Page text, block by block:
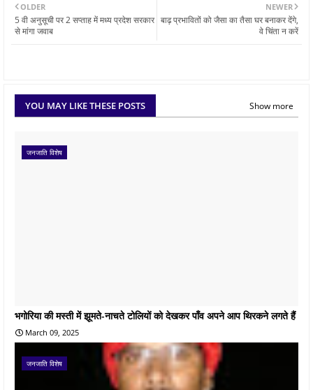
NEWER
बाढ़ प्रभावितों को जैसा का तैसा घर बनाकर देंगे,
वे चिंता न करें
OLDER
5 वी अनुसूची पर 2 सप्ताह में मध्य प्रदेश सरकार
से मांगा जवाब
YOU MAY LIKE THESE POSTS Show more
जनजाति विशेष
भगोरिया की मस्ती में झूमते-नाचते टोलियों को देखकर पाँव अपने आप थिरकने लगते हैं
March 09, 2025
जनजाति विशेष